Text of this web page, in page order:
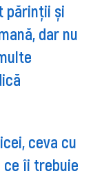
părinții și
dar nu
ceva cu
ce îi trebuie